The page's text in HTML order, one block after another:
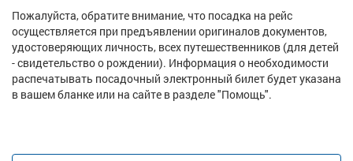
Пожалуйста, обратите внимание, что посадка на рейс
осуществляется при предъявлении оригиналов документов,
удостоверяющих личность, всех путешественников (для детей
- свидетельство о рождении). Информация о необходимости
распечатывать посадочный электронный билет будет указана
в вашем бланке или на сайте в разделе "Помощь".